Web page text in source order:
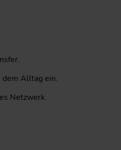
dem Alltag ein.
Netzwerk.